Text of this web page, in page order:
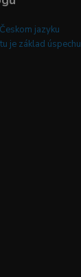
jazyku
je základ úspechu